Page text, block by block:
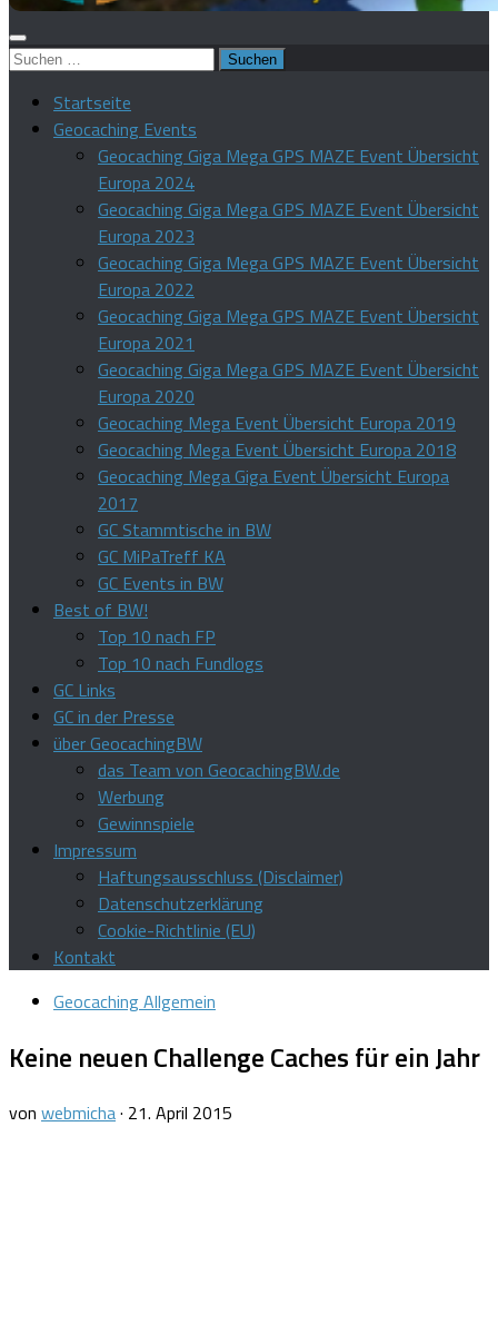
Suchen
Startseite
Geocaching Events
Geocaching Giga Mega GPS MAZE Event Übersicht
Europa 2024
Geocaching Giga Mega GPS MAZE Event Übersicht
Europa 2023
Geocaching Giga Mega GPS MAZE Event Übersicht
Europa 2022
Geocaching Giga Mega GPS MAZE Event Übersicht
Europa 2021
Geocaching Giga Mega GPS MAZE Event Übersicht
Europa 2020
Geocaching Mega Event Übersicht Europa 2019
Geocaching Mega Event Übersicht Europa 2018
Geocaching Mega Giga Event Übersicht Europa
2017
GC Stammtische in BW
GC MiPaTreff KA
GC Events in BW
Best of BW!
Top 10 nach FP
Top 10 nach Fundlogs
GC Links
GC in der Presse
über GeocachingBW
das Team von GeocachingBW.de
Werbung
Gewinnspiele
Impressum
Haftungsausschluss (Disclaimer)
Datenschutzerklärung
Cookie-Richtlinie (EU)
Kontakt
Geocaching Allgemein
Keine neuen Challenge Caches für ein Jahr
von webmicha· 21. April 2015